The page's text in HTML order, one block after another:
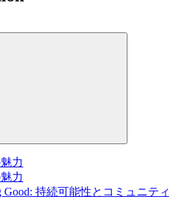
力
力
Good: 持続可能性とコミュニティ